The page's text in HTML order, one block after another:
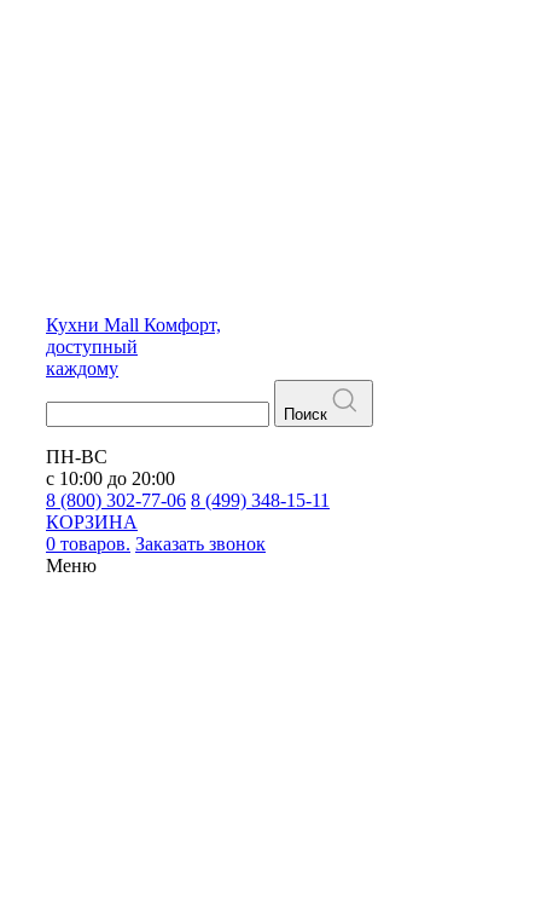
Кухни Mall Комфорт,
доступный
каждому
Поиск
ПН-ВС
с 10:00 до 20:00
8 (800) 302-77-06 8 (499) 348-15-11
КОРЗИНА
0 товаров. Заказать звонок
Меню